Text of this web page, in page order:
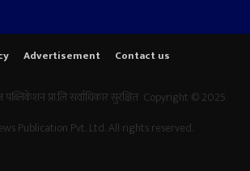
Advertisement Contact us
प्रा.लि सर्वाधिकार सुरक्षित Copyright © 2025
Publication Pvt. Ltd. All rights reserved.